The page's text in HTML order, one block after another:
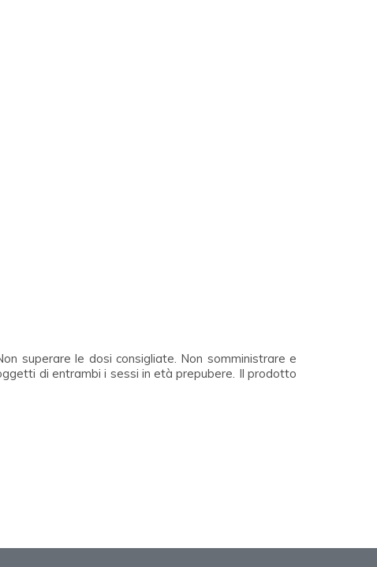
superare le dosi consigliate. Non somministrare e
di entrambi i sessi in età prepubere. Il prodotto